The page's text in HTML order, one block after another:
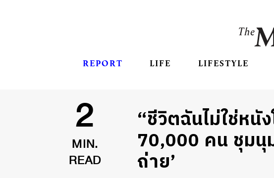
REPORT LIFE LIFESTYLE
2
MIN.
READ
“ชีวิตฉันไม่ใช่หนั
70,000 คน ชุมนุ
ถ่าย’